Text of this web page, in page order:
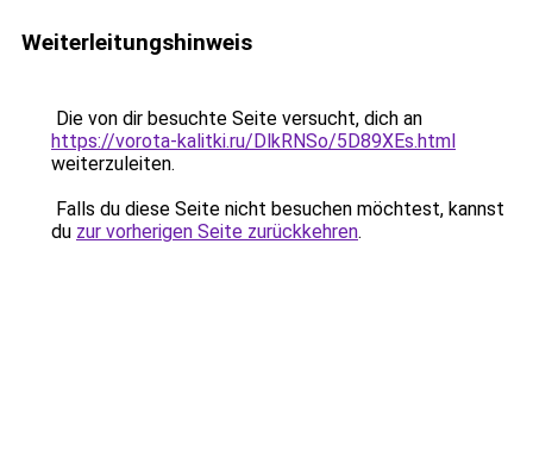
Weiterleitungshinweis
Die von dir besuchte Seite versucht, dich an
https://vorota-kalitki.ru/DlkRNSo/5D89XEs.html
weiterzuleiten.
Falls du diese Seite nicht besuchen möchtest, kannst
du zur vorherigen Seite zurückkehren.